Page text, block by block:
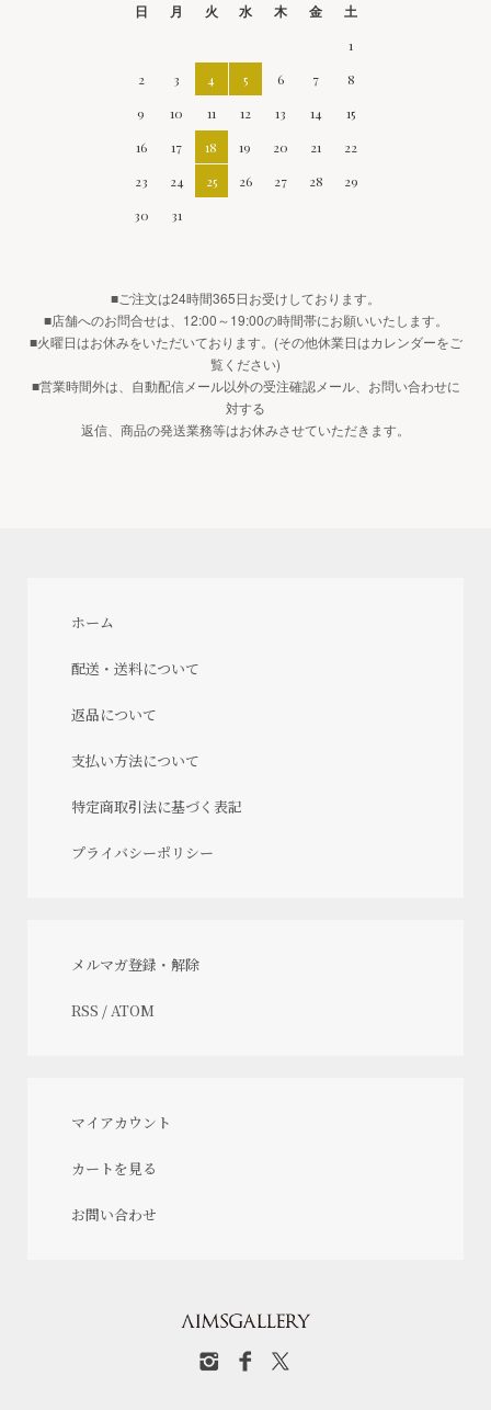
日 月 火 水 木 金
土
1
2
3 4 5 6 7
8
9
10 11 12 13 14
15
16
17 18 19 20 21
22
23
24 25 26 27 28
29
30
31
■ご注文は24時間365日お受けしております。
■店舗へのお問合せは、12:00～19:00の時間帯にお願いいたします。
■火曜日はお休みをいただいております。(その他休業日はカレンダーをご
覧ください)
■営業時間外は、自動配信メール以外の受注確認メール、お問い合わせに
対する
返信、商品の発送業務等はお休みさせていただきます。
ホーム
配送・送料について
返品について
支払い方法について
特定商取引法に基づく表記
プライバシーポリシー
メルマガ登録・解除
RSS / ATOM
マイアカウント
カートを見る
お問い合わせ